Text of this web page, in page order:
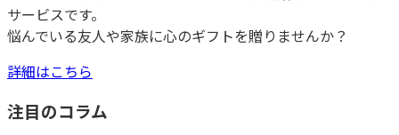
サービスです。
悩んでいる友人や家族に心のギフトを贈りませんか？
詳細はこちら
注目のコラム